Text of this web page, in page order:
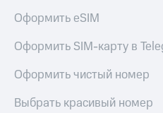
Оформить eSIM
Оформить SIM-карту в
Оформить чистый номер
Выбрать красивый номер